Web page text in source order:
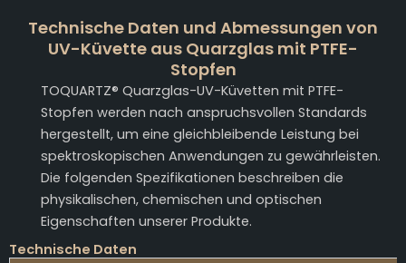
Technische Daten und Abmessungen von
UV-Küvette aus Quarzglas mit PTFE-
Stopfen
TOQUARTZ® Quarzglas-UV-Küvetten mit PTFE-
Stopfen werden nach anspruchsvollen Standards
hergestellt, um eine gleichbleibende Leistung bei
spektroskopischen Anwendungen zu gewährleisten.
Die folgenden Spezifikationen beschreiben die
physikalischen, chemischen und optischen
Eigenschaften unserer Produkte.
Technische Daten